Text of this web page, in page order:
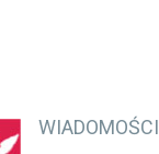
WIADOMOŚCI